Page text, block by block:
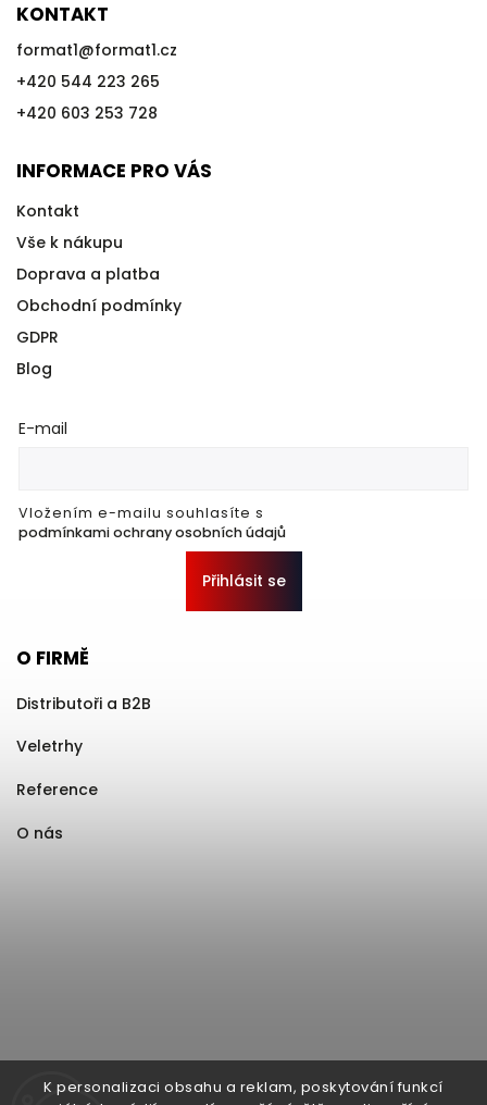
K personalizaci obsahu a reklam, poskytování funkcí
KONTAKT
format1@format1.cz
+420 544 223 265
+420 603 253 728
INFORMACE PRO VÁS
Kontakt
Vše k nákupu
Doprava a platba
Obchodní podmínky
GDPR
Blog
E-mail
Vložením e-mailu souhlasíte s
podmínkami ochrany osobních údajů
Přihlásit se
O FIRMĚ
Distributoři a B2B
Veletrhy
Reference
O nás